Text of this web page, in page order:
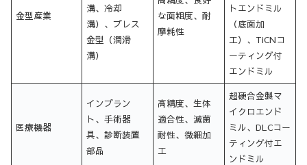
金型産業
溝、冷却
溝）、プレス
金型（潤滑
溝）
な面粗度、耐
摩耗性
トエンドミル
（底面加
工）、TiCNコ
ーティング付
エンドミル
医療機器
インプラン
ト、手術器
具、診断装置
部品
高精度、生体
適合性、滅菌
耐性、微細加
工
超硬合金製マ
イクロエンド
ミル、DLCコー
ティング付エ
ンドミル